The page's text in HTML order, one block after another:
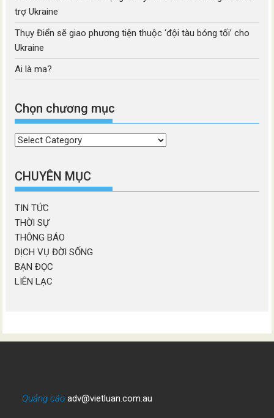
trợ Ukraine
Thụy Điển sẽ giao phương tiện thuộc ‘đội tàu bóng tối’ cho
Ukraine
Ai là ma?
Chọn chương mục
Chọn
mục
CHUYÊN MỤC
TIN TỨC
THỜI SỰ
THÔNG BÁO
DỊCH VỤ ĐỜI SỐNG
BẠN ĐỌC
LIÊN LẠC
Quảng cáo adv@vietluan.com.au